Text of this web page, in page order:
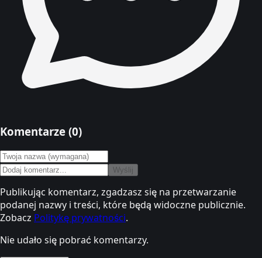
Komentarze (0)
Wyślij
Publikując komentarz, zgadzasz się na przetwarzanie
podanej nazwy i treści, które będą widoczne publicznie.
Zobacz Politykę prywatności.
Nie udało się pobrać komentarzy.